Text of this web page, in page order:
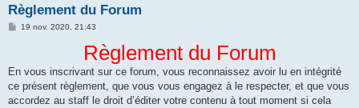
Règlement du Forum
M
g
e
19 nov. 2020, 21:43
Règlement du Forum
En vous inscrivant sur ce forum, vous reconnaissez avoir lu en intégrité
ce présent règlement, que vous vous engagez à le respecter, et que vous
accordez au staff le droit d’éditer votre contenu à tout moment si cela